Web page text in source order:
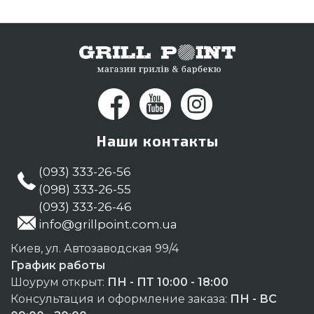
Наши контакты
(093) 333-26-56
(098) 333-26-55
(093) 333-26-46
info@grillpoint.com.ua
Киев, ул. Автозаводская 99/4
График работы
Шоурум открыт: ПН - ПТ 10:00 - 18:00
Консультация и оформление заказа: ПН - ВС